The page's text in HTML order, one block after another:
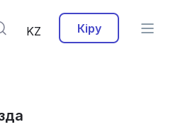
KZ Кіру